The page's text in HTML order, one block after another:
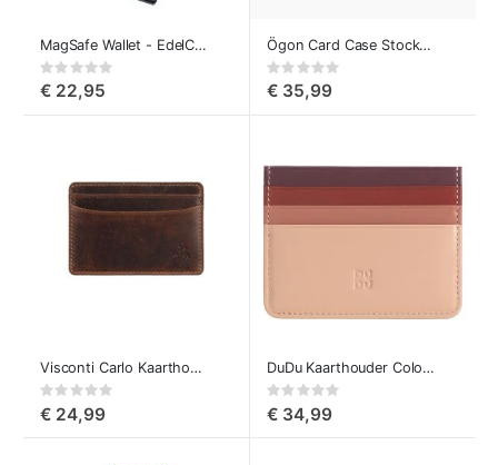
MagSafe Wallet - EdelCard van Troika
Rating:
0%
€ 22,95
Ögon Card Case Stockholm
Rating:
0%
€ 35,99
Visconti Carlo Kaarthouder
Rating:
€ 24,99
DuDu Kaarthouder Colorful Svalbard
Rating:
€ 34,99